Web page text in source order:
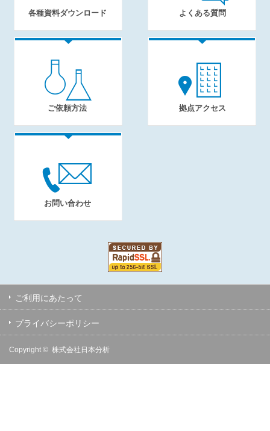
各種資料ダウンロード よくある質問
ご依頼方法 拠点アクセス
お問い合わせ
ご利用にあたって
プライバシーポリシー
Copyright © 株式会社日本分析